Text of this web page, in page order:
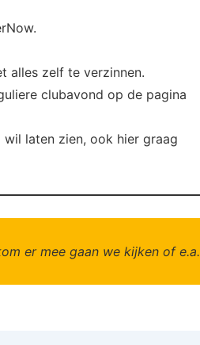
alles zelf te verzinnen.
clubavond op de pagina
laten zien, ook hier graag
er mee gaan we kijken of e.a.